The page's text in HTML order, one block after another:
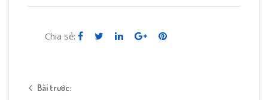
Chia sẻ:
Bài trước: